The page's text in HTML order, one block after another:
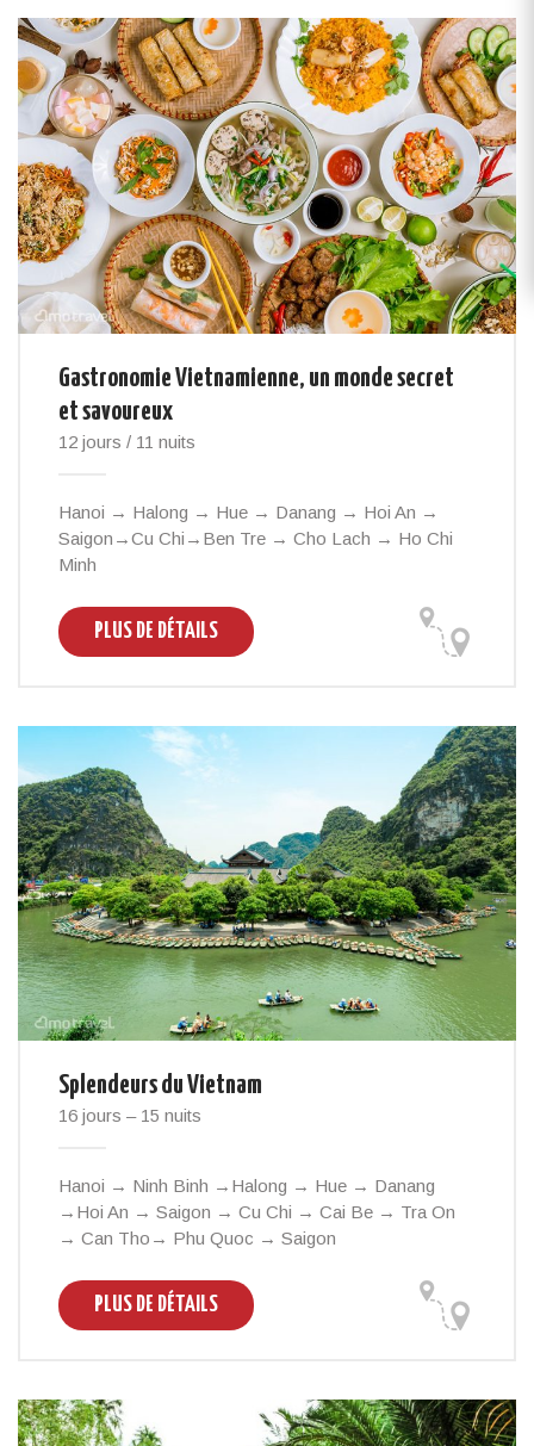
Gastronomie Vietnamienne, un monde secret
et savoureux
12 jours / 11 nuits
Hanoi → Halong → Hue → Danang → Hoi An →
Saigon→Cu Chi→Ben Tre → Cho Lach → Ho Chi
Minh
PLUS DE DÉTAILS
Splendeurs du Vietnam
16 jours – 15 nuits
Hanoi → Ninh Binh →Halong → Hue → Danang
→Hoi An → Saigon → Cu Chi → Cai Be → Tra On
→ Can Tho→ Phu Quoc → Saigon
PLUS DE DÉTAILS